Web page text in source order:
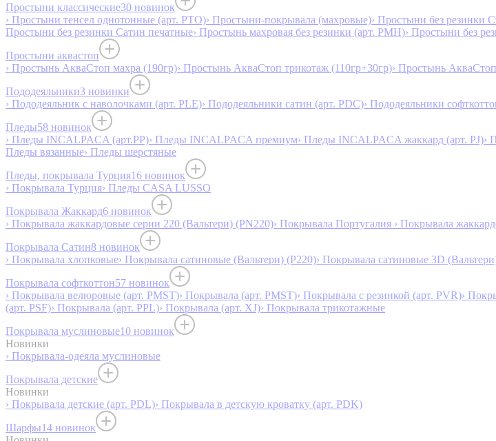
Простыни классические30 новинок
› Простыни тенсел однотонные (арт. PTO)› Простыни-покрывала (махровые)› Простыни без резинки
Простыни без резинки Сатин печатные› Простынь махровая без резинки (арт. PMH)› Простыни без
Простыни аквастоп
› Простынь АкваСтоп махра (190гр)› Простынь АкваСтоп трикотаж (110гр+30гр)› Простынь
Пододеяльники3 новинки
› Пододеяльник с наволочками (арт. PLE)› Пододеяльники сатин (арт. PDC)› Пододеяльники
Пледы58 новинок
› Пледы INCALPACA (арт.PP)› Пледы INCALPACA премиум› Пледы INCALPACA жаккард (арт. PJ)›
Пледы вязанные› Пледы шерстяные
Пледы, покрывала Турция16 новинок
› Покрывала Турция› Пледы CASA LUSSO
Покрывала Жаккард6 новинок
› Покрывала жаккардовые серии 220 (Вальтери) (PN220)› Покрывала Португалия › Покрывала
Покрывала Сатин8 новинок
› Покрывала хлопковые› Покрывала сатиновые (Вальтери) (P220)› Покрывала сатиновые 3D
Покрывала софткоттон57 новинок
› Покрывала велюровые (арт. PMST)› Покрывала (арт. PMST)› Покрывала с резинкой (арт. PVR)›
(арт. PSF)› Покрывала (арт. PPL)› Покрывала (арт. XJ)› Покрывала трикотажные
Покрывала муслиновые10 новинок
Новинки
› Покрывала-одеяла муслиновые
Покрывала детские
Новинки
› Покрывала детские (арт. PDL)› Покрывала в детскую кроватку (арт. PDK)
Шарфы14 новинок